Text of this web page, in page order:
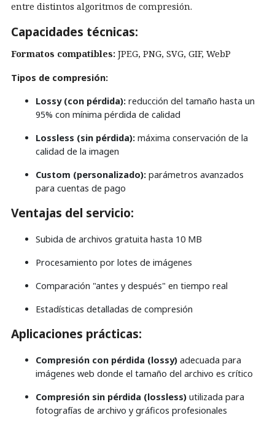
entre distintos algoritmos de compresión.
Capacidades técnicas:
Formatos compatibles: JPEG, PNG, SVG, GIF, WebP
Tipos de compresión:
Lossy (con pérdida): reducción del tamaño hasta un
95% con mínima pérdida de calidad
Lossless (sin pérdida): máxima conservación de la
calidad de la imagen
Custom (personalizado): parámetros avanzados
para cuentas de pago
Ventajas del servicio:
Subida de archivos gratuita hasta 10 MB
Procesamiento por lotes de imágenes
Comparación "antes y después" en tiempo real
Estadísticas detalladas de compresión
Aplicaciones prácticas:
Compresión con pérdida (lossy) adecuada para
imágenes web donde el tamaño del archivo es crítico
Compresión sin pérdida (lossless) utilizada para
fotografías de archivo y gráficos profesionales